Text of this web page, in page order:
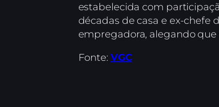
estabelecida com
décadas de casa e ex-chefe
empregadora, alegando que
Fonte: VGC